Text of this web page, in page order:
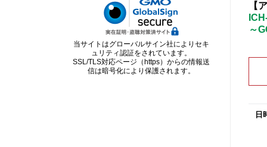
【
～
日
当サイトはグローバルサイン社によりセキ
ュリティ認証をされています。
SSL/TLS対応ページ（https）からの情報送
信は暗号化により保護されます。